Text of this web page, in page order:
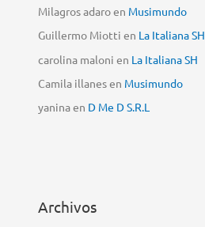
Milagros adaroen Musimundo
Guillermo Miotti en La Italiana SH
carolina maloni en La Italiana SH
Camila illanesen Musimundo
yaninaen D Me D S.R.L
Archivos